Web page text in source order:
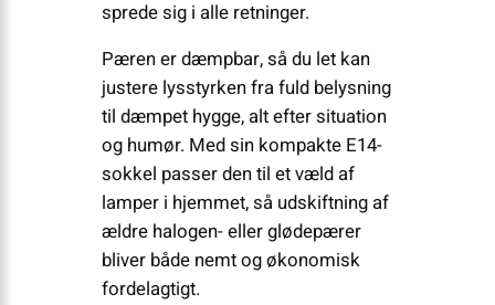
sprede sig i alle retninger.
Pæren er dæmpbar, så du let kan
justere lysstyrken fra fuld belysning
til dæmpet hygge, alt efter situation
og humør. Med sin kompakte E14-
sokkel passer den til et væld af
lamper i hjemmet, så udskiftning af
ældre halogen- eller glødepærer
bliver både nemt og økonomisk
fordelagtigt.